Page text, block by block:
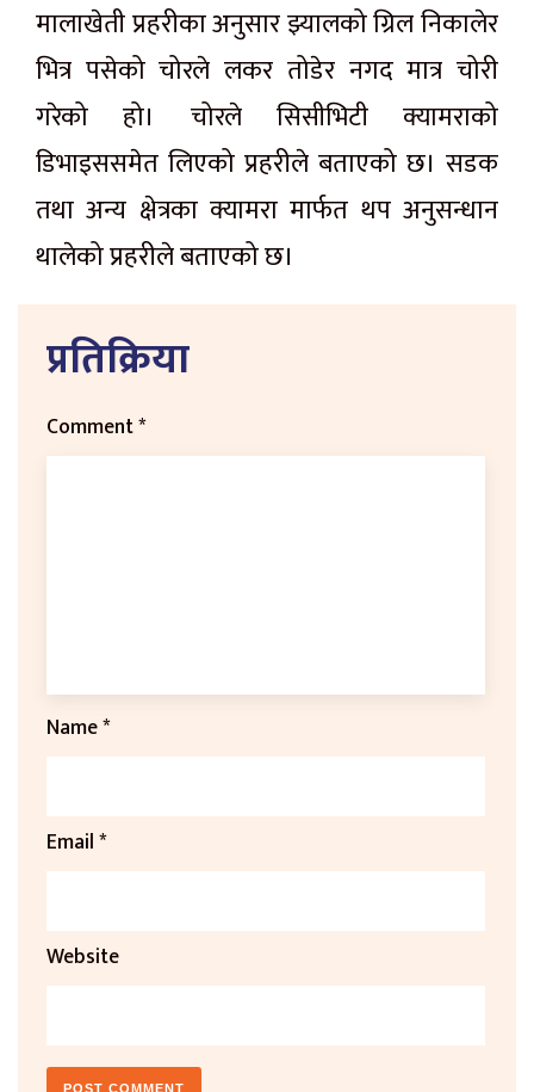
मालाखेती प्रहरीका अनुसार झ्यालको ग्रिल निकालेर
भित्र पसेको चोरले लकर तोडेर नगद मात्र चोरी
गरेको हो। चोरले सिसीभिटी क्यामराको
डिभाइससमेत लिएको प्रहरीले बताएको छ। सडक
तथा अन्य क्षेत्रका क्यामरा मार्फत थप अनुसन्धान
थालेको प्रहरीले बताएको छ।
प्रतिक्रिया
Comment*
Name*
Email*
Website